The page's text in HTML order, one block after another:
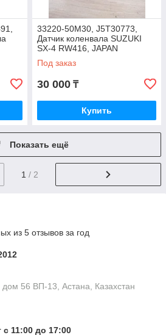
33220-50M30, J5T30773,
Датчик коленвала SUZUKI
SX-4 RW416, JAPAN
Под заказ
30 000 ₸
Купить
Показать ещё
1 / 2
из 5 отзывов за год
дом 56 ВП-13, Астана, Казахстан
с 11:00 до 17:00